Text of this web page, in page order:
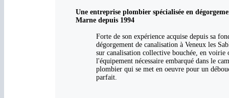
Une entreprise plombier spécialisée en
Marne depuis 1994
Forte de son expérience acquise depuis sa
dégorgement de canalisation à Veneux les
sur canalisation collective bouchée, en
l'équipement nécessaire embarqué dans le
plombier qui se met en oeuvre pour un
parfait.